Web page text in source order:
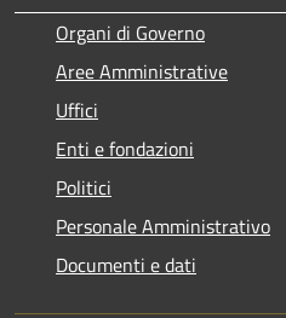
Organi di Governo
Aree Amministrative
Uffici
Enti e fondazioni
Politici
Personale Amministrativo
Documenti e dati